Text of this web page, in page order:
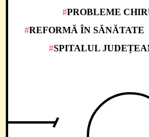
PROBLEME
REFORMĂ ÎN SĂNĂTATE
SPITALUL